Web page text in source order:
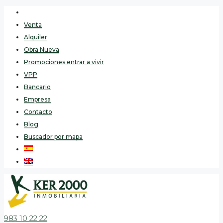
Venta
Alquiler
Obra Nueva
Promociones entrar a vivir
VPP
Bancario
Empresa
Contacto
Blog
Buscador por mapa
983 10 22 22